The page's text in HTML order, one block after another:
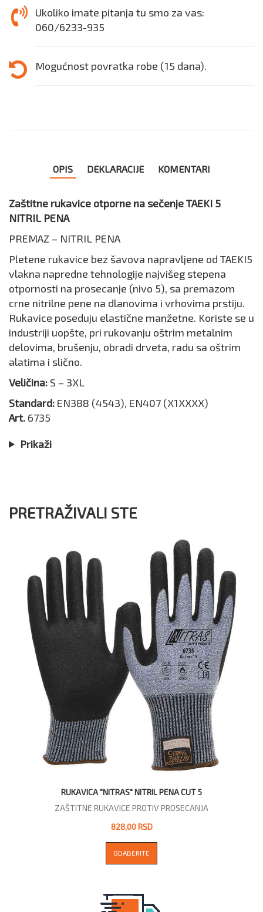
Ukoliko imate pitanja tu smo za vas:
060/6233-935
Mogućnost povratka robe (15 dana).
OPIS DEKLARACIJE KOMENTARI
Zaštitne rukavice otporne na sečenje TAEKI 5
NITRIL PENA
PREMAZ – NITRIL PENA
Pletene rukavice bez šavova napravljene od TAEKI5
vlakna napredne tehnologije najvišeg stepena
otpornosti na prosecanje (nivo 5), sa premazom
crne nitrilne pene na dlanovima i vrhovima prstiju.
Rukavice poseduju elastične manžetne. Koriste se u
industriji uopšte, pri rukovanju oštrim metalnim
delovima, brušenju, obradi drveta, radu sa oštrim
alatima i slično.
Veličina: S – 3XL
Standard: EN388 (4543), EN407 (X1XXXX)
Art. 6735
Prikaži
PRETRAŽIVALI STE
RUKAVICA "NITRAS" NITRIL PENA CUT 5
ZAŠTITNE RUKAVICE PROTIV PROSECANJA
828,00 RSD
ODABERITE